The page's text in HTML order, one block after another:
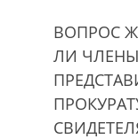
ВОПРОС
ЛИ